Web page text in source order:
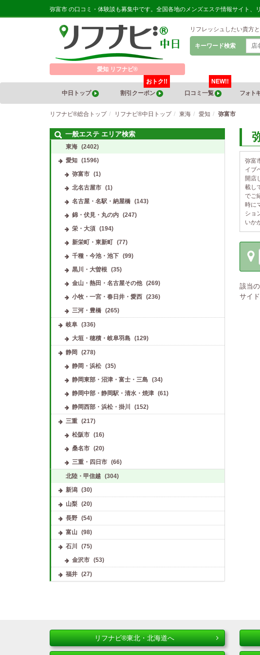
弥富市 の口コミ・体験談も募集中です。全国各地のメンズエステ情報サイト、
愛知 リフナビ®
リフレッシュしたい貴方
キーワード検索
中日トップ 割引クーポン
おトク!!
口コミ一覧
NEW!!
フォト
リフナビ®総合トップ リフナビ®中日トップ 東海 愛知 弥富市
弥富
イブ
開店
載し
でご
時に
ショ
いか
該当
サイ
一般エステ エリア検索
東海 (2402)
愛知 (1596)
弥富市
(1)
北名古屋市
(1)
名古屋・名駅・納屋橋
(143)
錦・伏見・丸の内
(247)
栄・大須
(194)
新栄町・東新町
(77)
千種・今池・池下
(99)
黒川・大曽根
(35)
金山・熱田・名古屋その他
(269)
小牧・一宮・春日井・愛西
(236)
三河・豊橋
(265)
岐阜 (336)
大垣・穂積・岐阜羽島
(129)
静岡
(278)
静岡・浜松
(35)
静岡東部・沼津・富士・三島
(34)
静岡中部・静岡駅・清水・焼津
(61)
静岡西部・浜松・掛川
(152)
三重 (217)
松阪市
(16)
桑名市
(20)
三重・四日市
(66)
北陸・甲信越 (304)
新潟 (30)
山梨 (20)
長野 (54)
富山 (98)
石川
(75)
金沢市
(53)
福井 (27)
リフナビ®東北・北海道へ